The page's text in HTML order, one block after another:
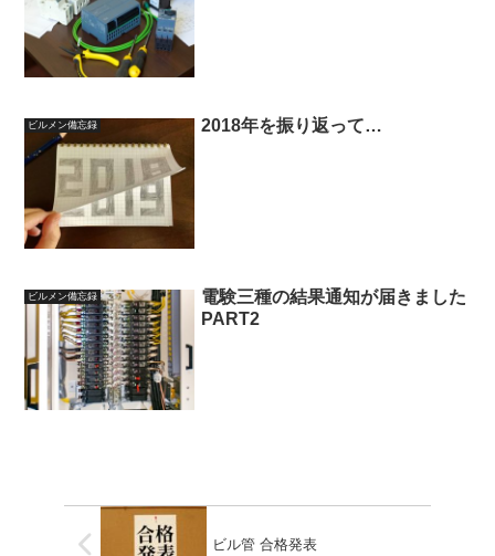
ビルメン備忘録 2018年を振り返って…
ビルメン備忘録
電験三種の結果通知が届きました
PART2
ビル管 合格発表